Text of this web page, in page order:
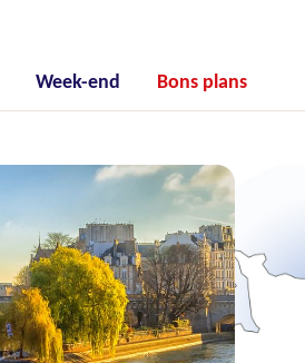
Week-end Bons plans